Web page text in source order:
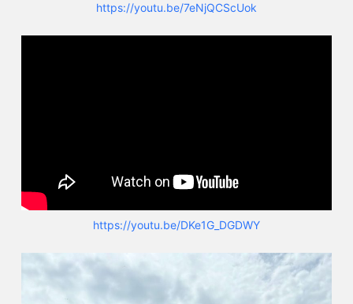
https://youtu.be/7eNjQCScUok
https://youtu.be/DKe1G_DGDWY